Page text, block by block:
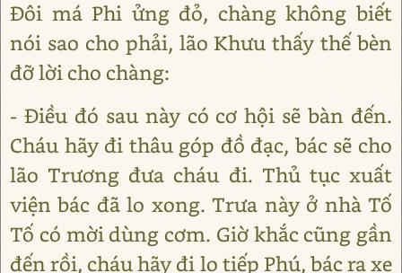
Đôi má Phi ửng đỏ, chàng không biết
nói sao cho phải, lão Khưu thấy thế bèn
đỡ lời cho chàng:
- Điều đó sau này có cơ hội sẽ bàn đến.
Cháu hãy đi thâu góp đồ đạc, bác sẽ cho
lão Trương đưa cháu đi. Thủ tục xuất
viện bác đã lo xong. Trưa này ở nhà Tố
Tố có mời dùng cơm. Giờ khắc cũng gần
đến rồi, cháu hãy đi lo tiếp Phú, bác ra xe